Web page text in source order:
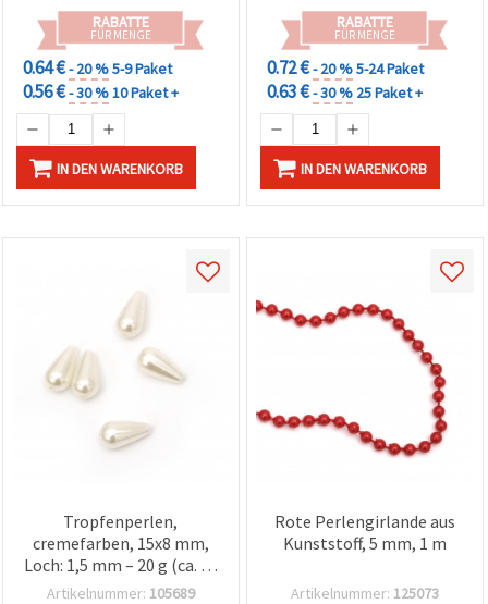
RABATTE
FÜR MENGE
0.64 €- 20 %5-9 Paket
0.56 €- 30 %10 Paket +
IN DEN WARENKORB
RABATTE
FÜR MENGE
0.72 €- 20 %5-24 Paket
0.63 €- 30 % 25 Paket +
IN DEN WARENKORB
Tropfenperlen,
cremefarben, 15x8 mm,
Loch: 1,5 mm – 20 g (ca. 51
Stk.)
Artikelnummer: 105689
Rote Perlengirlande aus
Kunststoff, 5 mm, 1 m
Artikelnummer: 125073